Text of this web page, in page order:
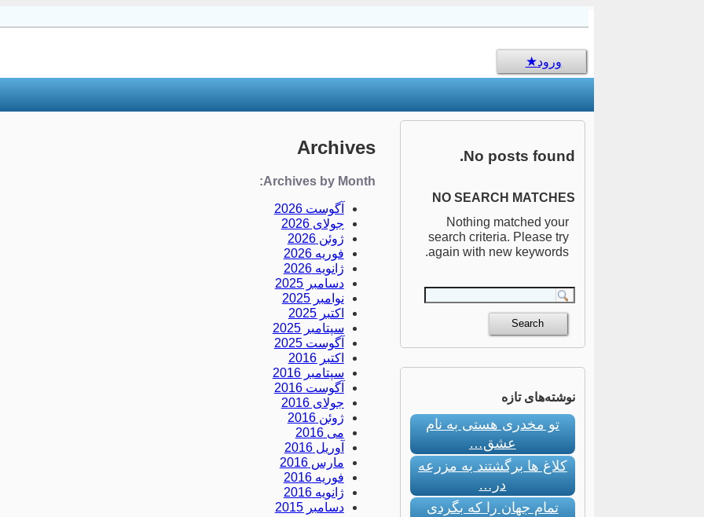
ورود
Archives
Archives by Month:
آگوست 2026
جولای 2026
ژوئن 2026
فوریه 2026
ژانویه 2026
دسامبر 2025
نوامبر 2025
اکتبر 2025
سپتامبر 2025
آگوست 2025
اکتبر 2016
سپتامبر 2016
آگوست 2016
جولای 2016
ژوئن 2016
می 2016
آوریل 2016
مارس 2016
فوریه 2016
ژانویه 2016
دسامبر 2015
No posts found.
NO SEARCH MATCHES
Nothing matched your
search criteria. Please try
again with new keywords.
نوشته‌های تازه
تو مخدری هستی به نام
عشق…
کلاغ ها برگشتند به مزرعه
در…
تمام جهان را که بگردی